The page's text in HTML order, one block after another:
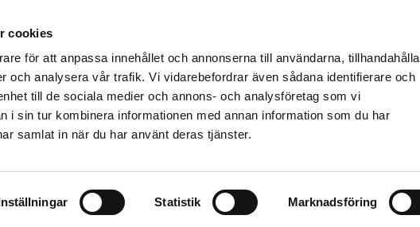
cookies
för att anpassa innehållet och annonserna till användarna, tillhandahålla
och analysera vår trafik. Vi vidarebefordrar även sådana identifierare och
till de sociala medier och annons- och analysföretag som vi
i sin tur kombinera informationen med annan information som du har
samlat in när du har använt deras tjänster.
Statistik Marknadsföring